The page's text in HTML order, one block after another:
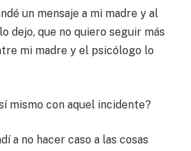
un mensaje a mi madre y al
dejo, que no quiero seguir más
mi madre y el psicólogo lo
mismo con aquel incidente?
a no hacer caso a las cosas